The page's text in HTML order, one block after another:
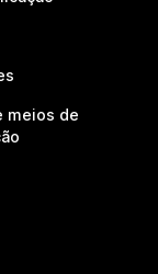
meios de